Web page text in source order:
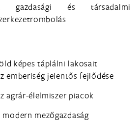
gazdasági és társadalmi
képes táplálni lakosait
emberiség jelentős fejlődése
agrár-élelmiszer piacok
modern mezőgazdaság